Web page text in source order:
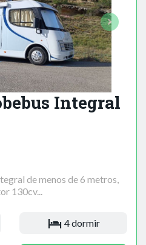
Integral
de menos de 6 metros,
130cv...
4 dormir